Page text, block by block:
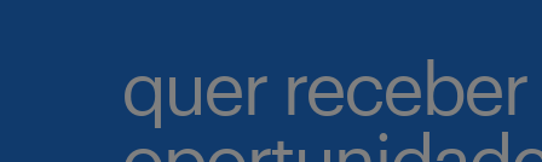
quer receber